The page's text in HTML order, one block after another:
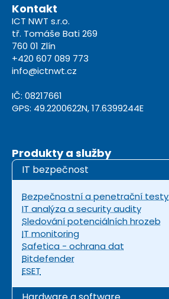
Kontakt
ICT NWT s.r.o.
tř. Tomáše Bati 269
760 01 Zlín
+420 607 089 773
info@ictnwt.cz
IČ: 08217661
GPS: 49.2200622N, 17.6399244E
Produkty a služby
IT bezpečnost
Bezpečnostní a penetrační testy
IT analýza a security audity
Sledování potenciálních hrozeb
IT monitoring
Safetica - ochrana dat
Bitdefender
ESET